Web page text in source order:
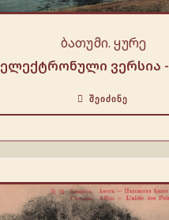
ბათუმი. ყურე
ელექტრონული ვერსია -
ᲨᲔᲘᲫᲘᲜᲔ